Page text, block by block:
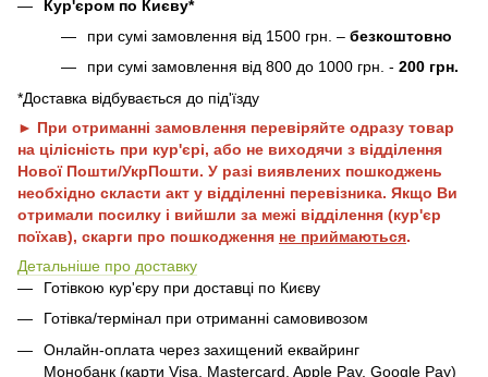
Кур'єром по Києву*
при сумі замовлення від 1500 грн. – безкоштовно
при сумі замовлення від 800 до 1000 грн. - 200 грн.
*Доставка відбувається до під'їзду
► При отриманні замовлення перевіряйте одразу товар
на цілісність при кур'єрі, або не виходячи з відділення
Нової Пошти/УкрПошти. У разі виявлених пошкоджень
необхідно скласти акт у відділенні перевізника. Якщо Ви
отримали посилку і вийшли за межі відділення (кур'єр
поїхав), скарги про пошкодження не приймаються.
Детальніше про доставку
Готівкою кур'єру при доставці по Києву
Готівка/термінал при отриманні самовивозом
Онлайн-оплата через захищений еквайринг
Монобанк (карти Visa, Mastercard, Apple Pay, Google Pay)